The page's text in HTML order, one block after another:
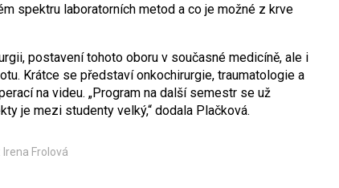
spektru laboratorních metod a co je možné z krve
postavení tohoto oboru v současné medicíně, ale i
Krátce se představí onkochirurgie, traumatologie a
na videu. „Program na další semestr se už
je mezi studenty velký,“ dodala Plačková.
Irena Frolová